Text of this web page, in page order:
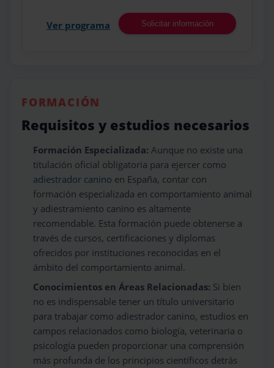
Ver programa Solicitar información
FORMACIÓN
Requisitos y estudios necesarios
Formación Especializada: Aunque no existe una
titulación oficial obligatoria para ejercer como
adiestrador canino en España, contar con
formación especializada en comportamiento animal
y adiestramiento canino es altamente
recomendable. Esta formación puede obtenerse a
través de cursos, certificaciones y diplomas
ofrecidos por instituciones reconocidas en el
ámbito del comportamiento animal.
Conocimientos en Áreas Relacionadas: Si bien
no es indispensable tener un título universitario
para trabajar como adiestrador canino, estudios en
campos relacionados como biología, veterinaria o
psicología pueden proporcionar una comprensión
más profunda de los principios científicos detrás